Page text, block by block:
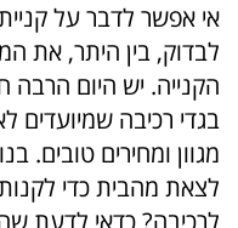
אי אפשר לדבר על
לבדוק, בין היתר, את
הקנייה. יש היום הרבה
בגדי רכיבה שמיועדים
מגוון ומחירים
לצאת מהבית כדי